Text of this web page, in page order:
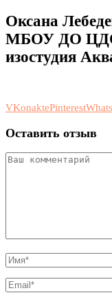
Оксана
МБОУ ДО ЦДО
изостудия
VKonaktePinterest
Оставить отзыв